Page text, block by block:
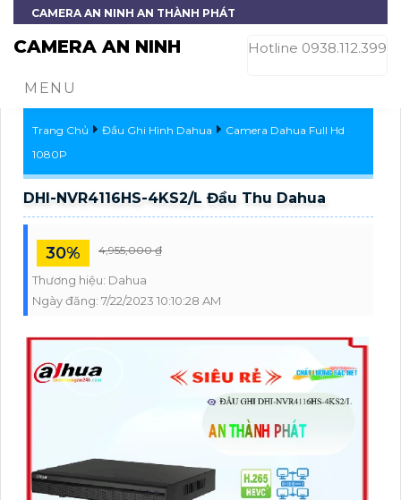
CAMERA AN NINH AN THÀNH PHÁT
CAMERA AN NINH Hotline 0938.112.399
MENU
Trang Chủ Đầu Ghi Hình Dahua
Camera Dahua Full Hd
1080P
DHI-NVR4116HS-4KS2/L Đầu Thu Dahua
30% 4,955,000 ₫
Thương hiệu: Dahua
Ngày đăng: 7/22/2023 10:10:28 AM